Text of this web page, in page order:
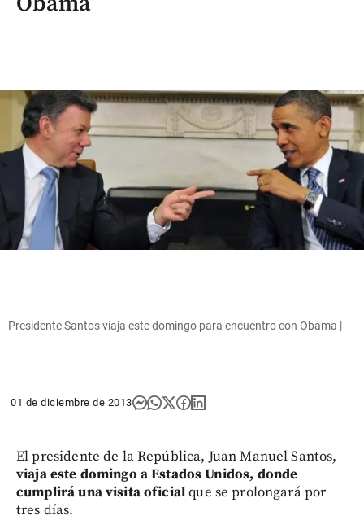
Presidente Santos viaja este domingo para encuentro con Obama |
01 de diciembre de 2013
El presidente de la República, Juan Manuel Santos,
viaja este domingo a Estados Unidos, donde
cumplirá una visita oficialque se prolongará por
tres días.